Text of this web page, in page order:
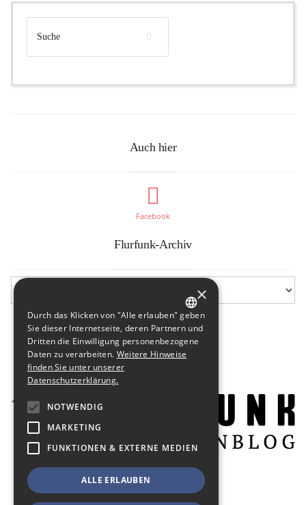
Auch hier
Facebook
Flurfunk-Archiv
GERMAN
ENGLISH
×
Durch das Klicken von "Alle erlauben" geben
Sie dieser Internetseite, deren Partnern und
Dritten die Einwilligung personenbezogene
Daten zu verarbeiten. Weitere Hinweise
finden Sie unter unserer
Datenschutzerklärung.
NOTWENDIG
MARKETING
FUNKTIONEN & EXTERNE MEDIEN
ALLE ERLAUBEN